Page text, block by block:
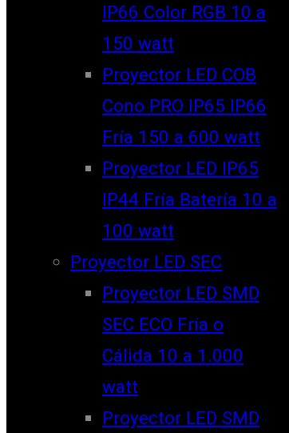
IP66 Color RGB 10 a
150 watt
Proyector LED COB
Cono PRO IP65 IP66
Fría 150 a 600 watt
Proyector LED IP65
IP44 Fría Batería 10 a
100 watt
Proyector LED SEC
Proyector LED SMD
SEC ECO Fría o
Cálida 10 a 1.000
watt
Proyector LED SMD